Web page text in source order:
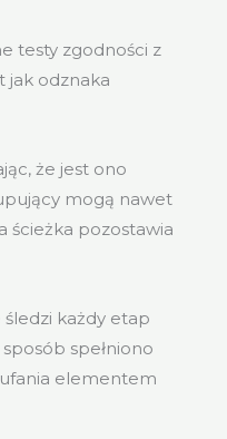
testy zgodności z
jak odznaka
że jest ono
mogą nawet
ścieżka pozostawia
każdy etap
spełniono
elementem